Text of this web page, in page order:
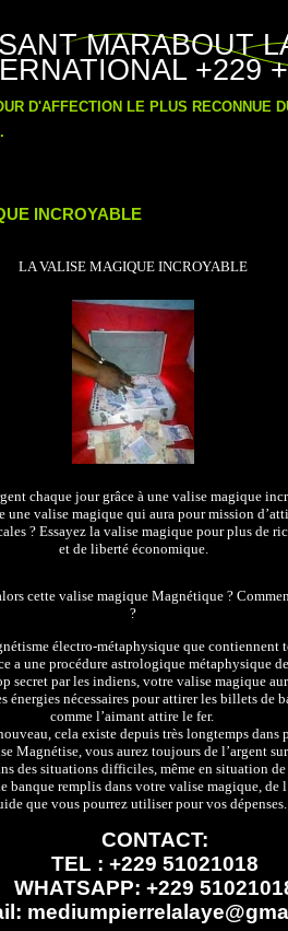
MARABOUT
+229
D'AFFECTION LE PLUS RECONNUE
INCROYABLE
LA VALISE MAGIQUE INCROYABLE
chaque jour grâce à une valise magique
une valise magique qui aura pour mission
? Essayez la valise magique pour plus de
et de liberté économique.
cette valise magique Magnétique ?
?
électro-métaphysique que contiennent
a une procédure astrologique métaphysique
secret par les indiens, votre valise magique
énergies nécessaires pour attirer les billets de
comme l’aimant attire le fer.
cela existe depuis très longtemps dans
Magnétise, vous aurez toujours de l’argent
des situations difficiles, même en situation de
banque remplis dans votre valise magique, de
que vous pourrez utiliser pour vos dépenses.
CONTACT:
TEL : +229 51021018
WHATSAPP: +229